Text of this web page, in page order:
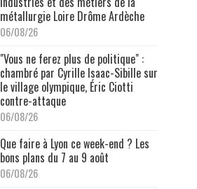
métallurgie Loire Drôme Ardèche
06/08/26
"Vous ne ferez plus de politique" :
chambré par Cyrille Isaac-Sibille sur
le village olympique, Éric Ciotti
contre-attaque
06/08/26
Que faire à Lyon ce week-end ? Les
bons plans du 7 au 9 août
06/08/26